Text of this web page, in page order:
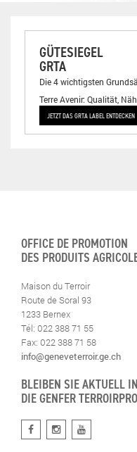
GÜTESIEGEL
GRTA
Die 4 wichtigsten
Terre Avenir: Qualität,
JETZT DAS GRTA LABEL ENTDECKEN
OFFICE DE PROMOTION
DES PRODUITS
Maison du Terroir
Route de Soral 93
1233 Bernex
Tél: 022 388 71 55
Fax: 022 388 71 58
info@geneveterroir.ge.ch
BLEIBEN SIE AKTUELL
DIE GENFER